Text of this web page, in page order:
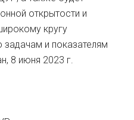
открытости и
кругу
задачам и показателям
8 июня 2023 г.